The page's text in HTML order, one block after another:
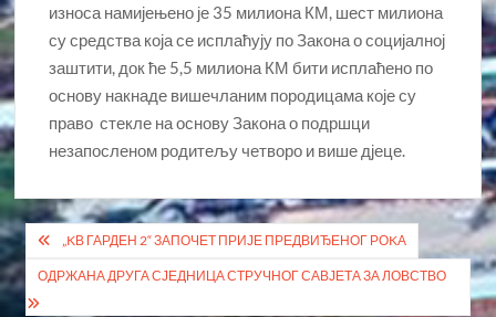
износа намијењено је 35 милиона КМ, шест милиона
су средства која се исплаћују по Закона о социјалној
заштити, док ће 5,5 милиона КМ бити исплаћено по
основу накнаде вишечланим породицама које су
право стекле на основу Закона о подршци
незапосленом родитељу четворо и више дјеце.
Кретање
чланка
„KВ ГАРДЕН 2“ ЗАПОЧЕТ ПРИЈЕ ПРЕДВИЂЕНОГ РОKА
ОДРЖАНА ДРУГА СЈЕДНИЦА СТРУЧНОГ САВЈЕТА ЗА ЛОВСТВО